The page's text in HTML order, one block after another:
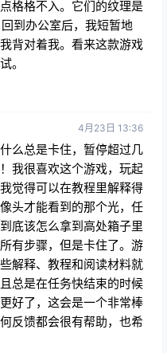
格格不入。它们的纹理是
到办公室后，我短暂地
背对着我。看来这款游戏
。
4月23日 13:36
么总是卡住，暂停超过几
我很喜欢这个游戏，玩起
觉得可以在教程里解释得
头才能看到的那个光，任
底该怎么拿到高处箱子里
有步骤，但是卡住了。游
解释、教程和阅读材料就
总是在任务快结束的时候
好了，这会是一个非常棒
反馈都会很有帮助，也希